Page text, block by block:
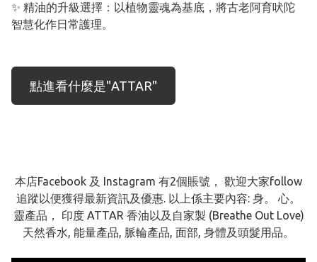
✨ 精油的升級選擇：以植物靈魂為基底，將古老阿育吠陀
智慧化作日常護理。
點進看什麼是"ATTAR"
本店Facebook 及 Instagram 有2個賬號， 歡迎大家follow
追蹤以便獲得最新資訊及優惠. 以上係主要內容: 身。 心。
靈產品， 印度 ATTAR 香油以及自家製 (Breathe Out Love)
天然香水, 能量產品, 脈輪產品, 面部, 身體及頭髮用品。